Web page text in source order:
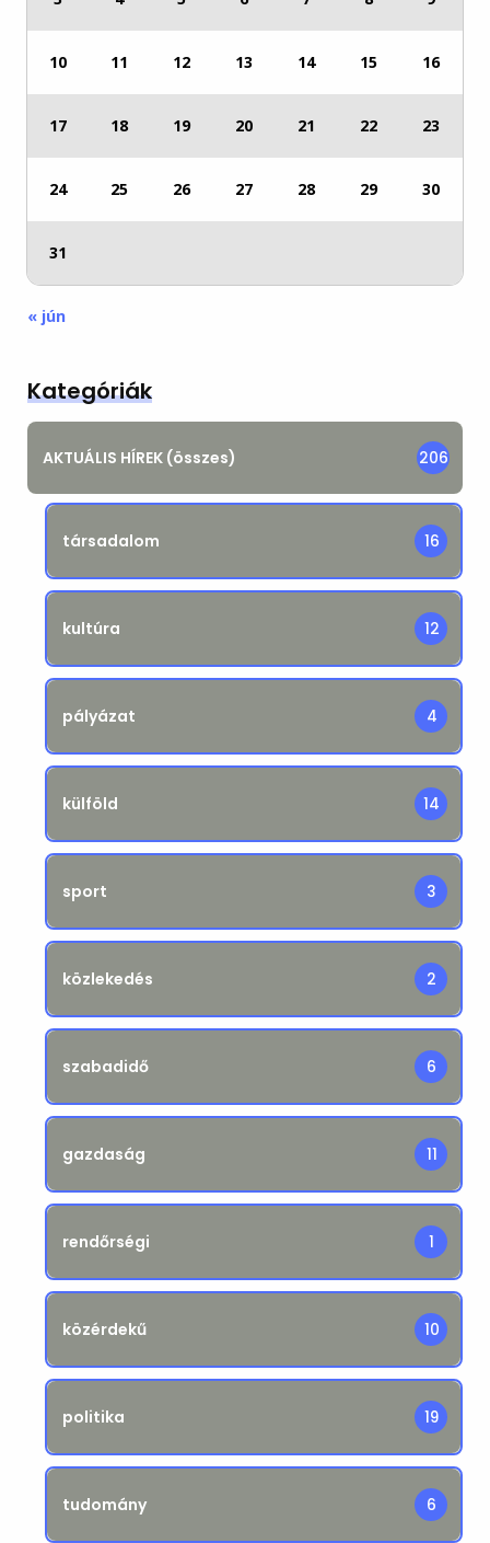
10 11 12 13 14 15 16
17 18 19 20 21 22 23
24 25 26 27 28 29 30
31
« jún
Kategóriák
AKTUÁLIS HÍREK (összes) 206
társadalom 16
kultúra 12
pályázat 4
külföld 14
sport 3
közlekedés 2
szabadidő 6
gazdaság 11
rendőrségi 1
közérdekű 10
politika 19
tudomány 6